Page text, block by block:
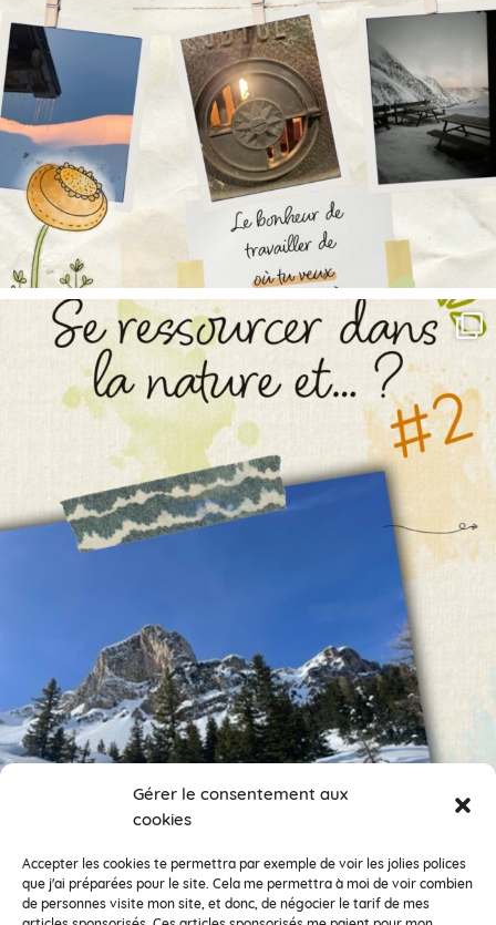
Gérer le consentement aux
cookies
Accepter les cookies te permettra par exemple de voir les jolies polices
que j'ai préparées pour le site. Cela me permettra à moi de voir combien
de personnes visite mon site, et donc, de négocier le tarif de mes
Encore des photos !
Clémentine la Mandarine fait partie de la Coopérative d’Activités et